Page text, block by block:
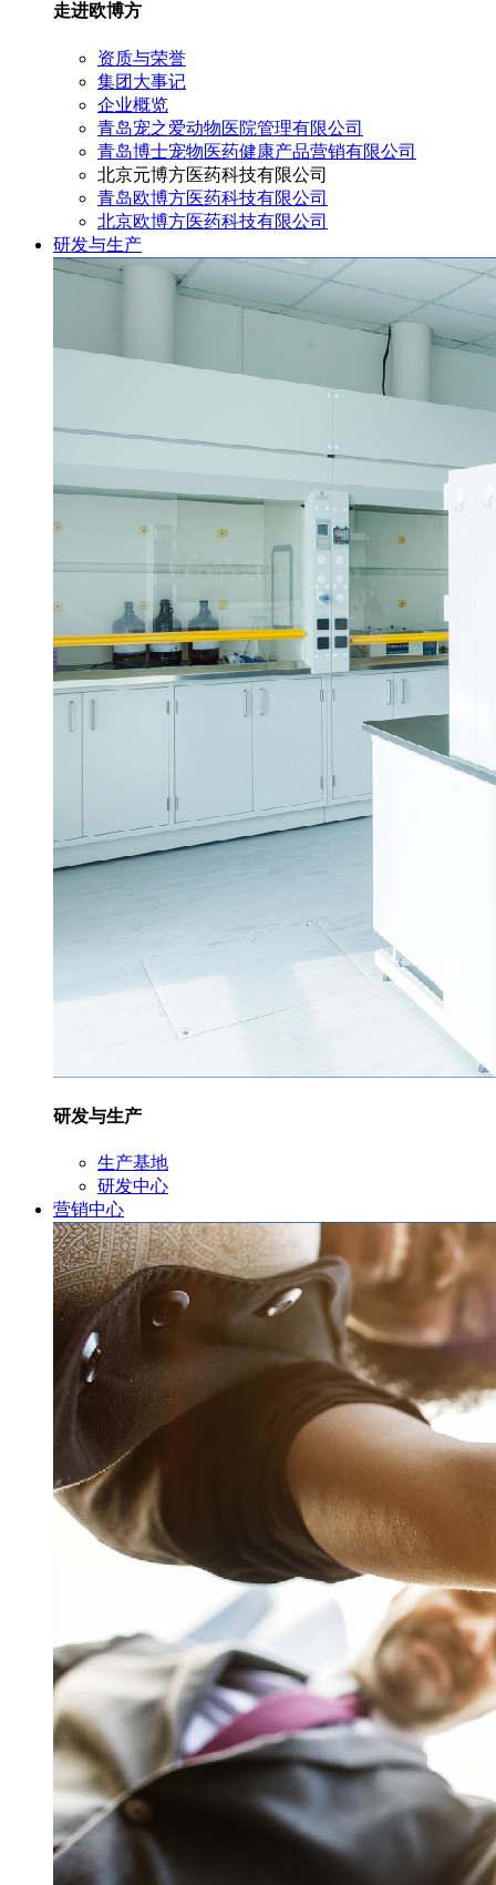
走进欧博方
资质与荣誉
集团大事记
企业概览
青岛宠之爱动物医院管理有限公司
青岛博士宠物医药健康产品营销有限公司
北京元博方医药科技有限公司
青岛欧博方医药科技有限公司
北京欧博方医药科技有限公司
研发与生产
研发与生产
生产基地
研发中心
营销中心